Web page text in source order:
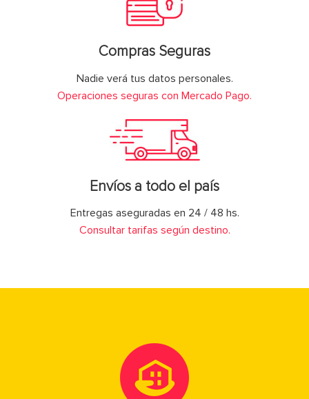
Compras Seguras
Nadie verá tus datos personales.
Operaciones seguras con Mercado Pago.
Envíos a todo el país
Entregas aseguradas en 24 / 48 hs.
Consultar tarifas según destino.